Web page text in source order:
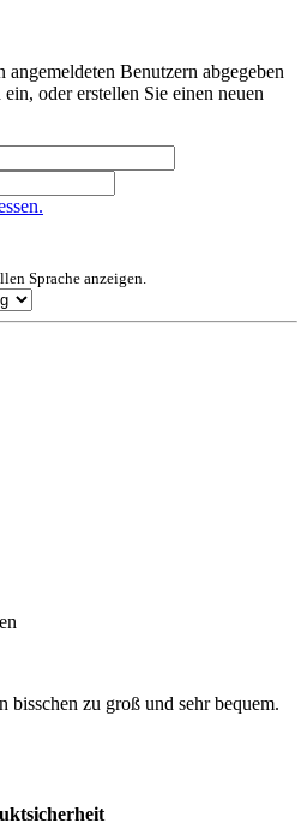
Benutzern abgegeben
oder erstellen Sie einen neuen
Sprache anzeigen.
bisschen zu groß und sehr bequem.